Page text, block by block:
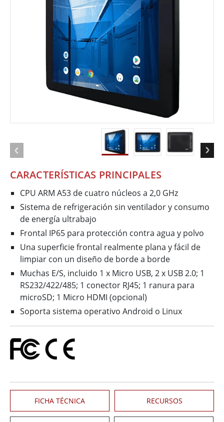
CARACTERÍSTICAS PRINCIPALES
CPU ARM A53 de cuatro núcleos a 2,0 GHz
Sistema de refrigeración sin ventilador y consumo
de energía ultrabajo
Frontal IP65 para protección contra agua y polvo
Una superficie frontal realmente plana y fácil de
limpiar con un diseño de borde a borde
Muchas E/S, incluido 1 x Micro USB, 2 x USB 2.0; 1
RS232/422/485; 1 conector RJ45; 1 ranura para
microSD; 1 Micro HDMI (opcional)
Soporta sistema operativo Android o Linux
FICHA TÉCNICA RECURSOS